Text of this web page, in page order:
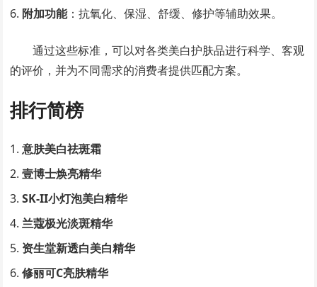
附加功能：抗氧化、保湿、舒缓、修护等辅助效果。
通过这些标准，可以对各类美白护肤品进行科学、客观
的评价，并为不同需求的消费者提供匹配方案。
排行简榜
意肤美白祛斑霜
壹博士焕亮精华
SK-II小灯泡美白精华
兰蔻极光淡斑精华
资生堂新透白美白精华
修丽可C亮肤精华